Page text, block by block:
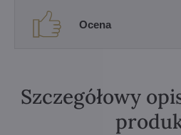
Ocena
Szczegółowy